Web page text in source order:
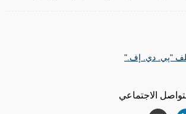
"پي. دي. إف."
الاجتماعي